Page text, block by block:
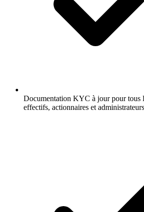
Documentation KYC à jour pour tous
effectifs, actionnaires et administrateurs